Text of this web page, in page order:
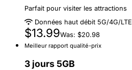
Parfait pour visiter les attractions
Données haut débit 5G/4G/LTE
$13.99Was: $20.98
Meilleur rapport qualité-prix
3 jours 5GB